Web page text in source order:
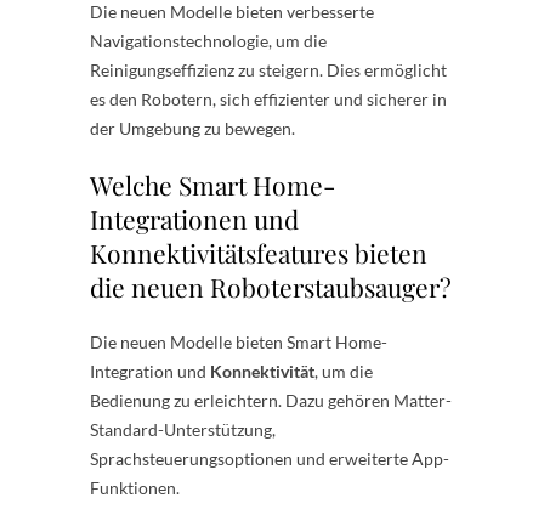
Die neuen Modelle bieten verbesserte
Navigationstechnologie, um die
Reinigungseffizienz zu steigern. Dies ermöglicht
es den Robotern, sich effizienter und sicherer in
der Umgebung zu bewegen.
Welche Smart Home-
Integrationen und
Konnektivitätsfeatures bieten
die neuen Roboterstaubsauger?
Die neuen Modelle bieten Smart Home-
Integration und Konnektivität, um die
Bedienung zu erleichtern. Dazu gehören Matter-
Standard-Unterstützung,
Sprachsteuerungsoptionen und erweiterte App-
Funktionen.